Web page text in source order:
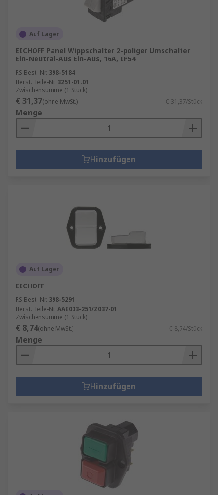
Auf Lager
EICHOFF Panel Wippschalter 2-poliger Umschalter
Ein-Neutral-Aus Ein-Aus, 16A, IP54
RS Best.-Nr. 398-5184
Herst. Teile-Nr. 3251-01.01
Zwischensumme (1 Stück)
€ 31,37(ohne MwSt.) € 31,37/Stück
Menge
Hinzufügen
Auf Lager
EICHOFF
RS Best.-Nr. 398-5291
Herst. Teile-Nr. AAE003-251/Z037-01
Zwischensumme (1 Stück)
€ 8,74(ohne MwSt.) € 8,74/Stück
Menge
Hinzufügen